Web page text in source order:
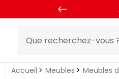
Accueil Meubles Meubles